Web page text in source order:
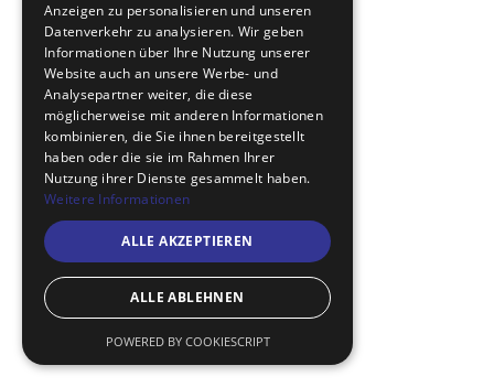
Anzeigen zu personalisieren und unseren
Datenverkehr zu analysieren. Wir geben
Informationen über Ihre Nutzung unserer
Website auch an unsere Werbe- und
Analysepartner weiter, die diese
möglicherweise mit anderen Informationen
kombinieren, die Sie ihnen bereitgestellt
haben oder die sie im Rahmen Ihrer
Nutzung ihrer Dienste gesammelt haben.
Weitere Informationen
ALLE AKZEPTIEREN
ALLE ABLEHNEN
POWERED BY COOKIESCRIPT